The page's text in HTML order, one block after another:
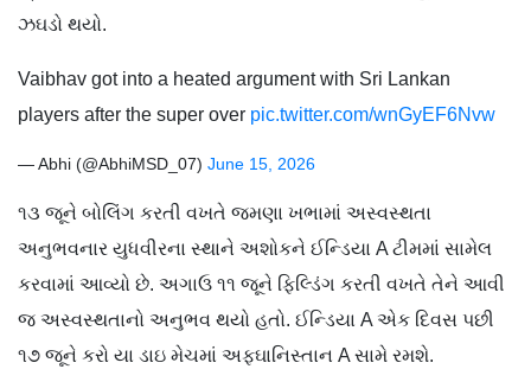
ઝઘડો થયો.
Vaibhav got into a heated argument with Sri Lankan
players after the super over pic.twitter.com/wnGyEF6Nvw
— Abhi (@AbhiMSD_07) June 15, 2026
૧૩ જૂને બોલિંગ કરતી વખતે જમણા ખભામાં અસ્વસ્થતા
અનુભવનાર યુધવીરના સ્થાને અશોકને ઈન્ડિયા A ટીમમાં સામેલ
કરવામાં આવ્યો છે. અગાઉ ૧૧ જૂને ફિલ્ડિંગ કરતી વખતે તેને આવી
જ અસ્વસ્થતાનો અનુભવ થયો હતો. ઈન્ડિયા A એક દિવસ પછી
૧૭ જૂને કરો યા ડાઇ મેચમાં અફઘાનિસ્તાન A સામે રમશે.